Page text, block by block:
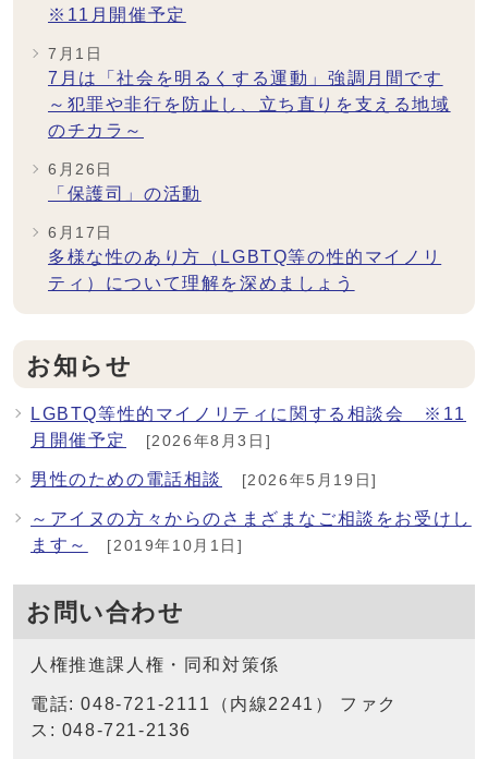
※11月開催予定
7月1日
7月は「社会を明るくする運動」強調月間です
～犯罪や非行を防止し、立ち直りを支える地域
のチカラ～
6月26日
「保護司」の活動
6月17日
多様な性のあり方（LGBTQ等の性的マイノリ
ティ）について理解を深めましょう
お知らせ
LGBTQ等性的マイノリティに関する相談会 ※11
月開催予定
[2026年8月3日]
男性のための電話相談 [2026年5月19日]
～アイヌの方々からのさまざまなご相談をお受けし
ます～
[2019年10月1日]
お問い合わせ
人権推進課人権・同和対策係
電話: 048-721-2111（内線2241） ファク
ス: 048-721-2136